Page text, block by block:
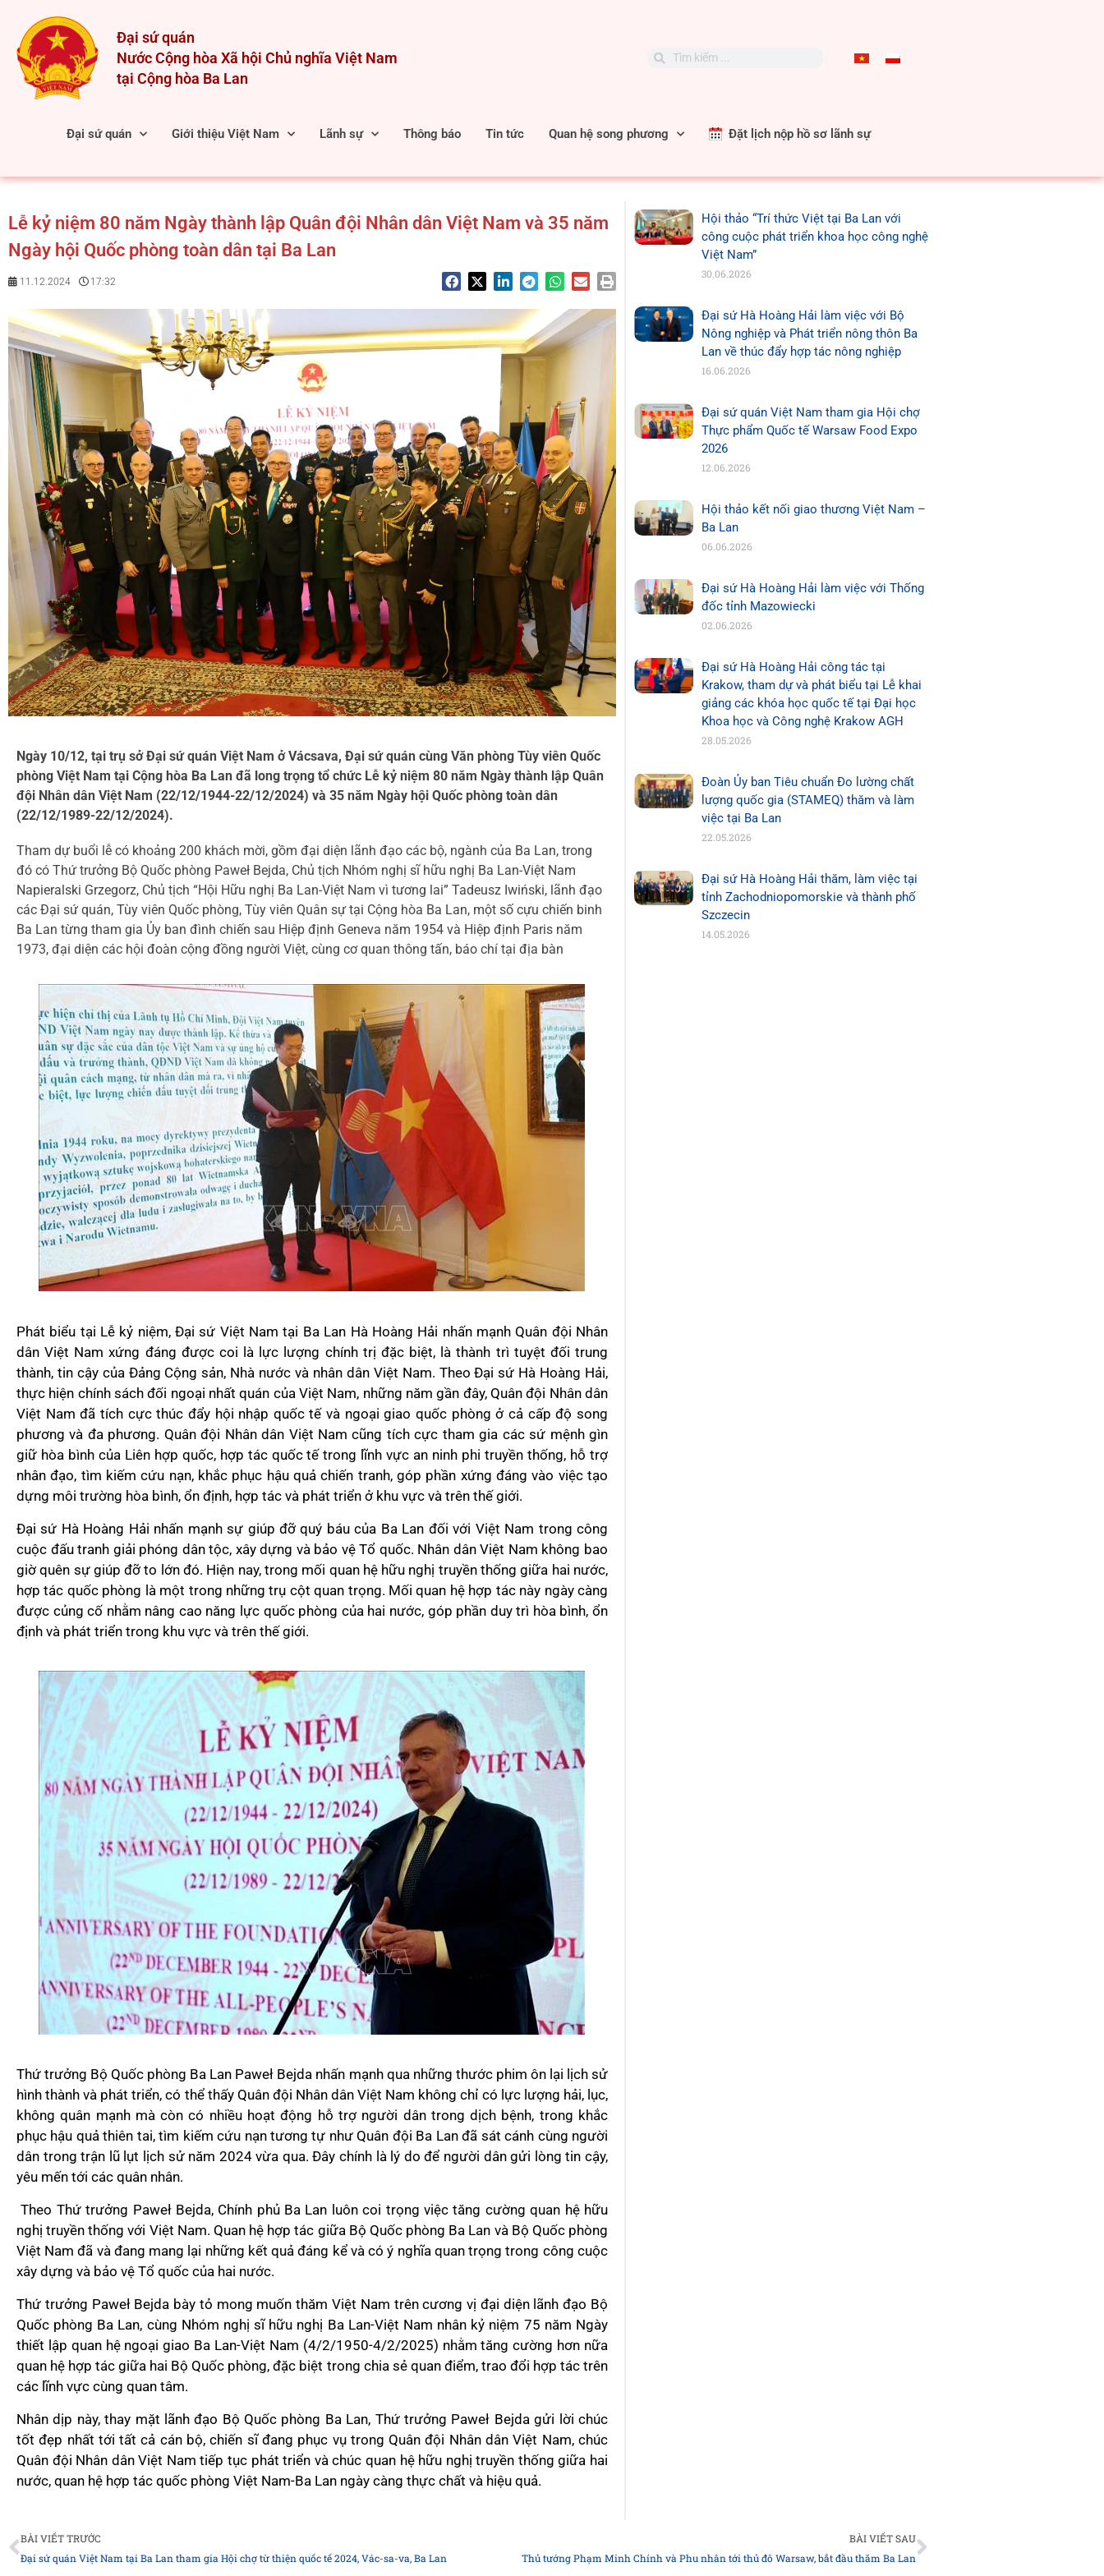
content
Đại sứ quán
Nước Cộng hòa Xã hội Chủ nghĩa Việt Nam
tại Cộng hòa Ba Lan
SearchSearch
Đại sứ quán Giới thiệu Việt Nam Lãnh sự Thông báo Tin tức Quan hệ song phương Đặt lịch nộp hồ sơ lãnh sự
Lễ kỷ niệm 80 năm Ngày thành lập Quân đội Nhân dân Việt Nam và 35 năm
Ngày hội Quốc phòng toàn dân tại Ba Lan
11.12.2024 17:32
Ngày 10/12, tại trụ sở Đại sứ quán Việt Nam ở Vácsava, Đại sứ quán cùng Văn phòng Tùy viên Quốc
phòng Việt Nam tại Cộng hòa Ba Lan đã long trọng tổ chức Lễ kỷ niệm 80 năm Ngày thành lập Quân
đội Nhân dân Việt Nam (22/12/1944-22/12/2024) và 35 năm Ngày hội Quốc phòng toàn dân
(22/12/1989-22/12/2024).
Tham dự buổi lễ có khoảng 200 khách mời, gồm đại diện lãnh đạo các bộ, ngành của Ba Lan, trong
đó có Thứ trưởng Bộ Quốc phòng Paweł Bejda, Chủ tịch Nhóm nghị sĩ hữu nghị Ba Lan-Việt Nam
Napieralski Grzegorz, Chủ tịch “Hội Hữu nghị Ba Lan-Việt Nam vì tương lai” Tadeusz Iwiński, lãnh đạo
các Đại sứ quán, Tùy viên Quốc phòng, Tùy viên Quân sự tại Cộng hòa Ba Lan, một số cựu chiến binh
Ba Lan từng tham gia Ủy ban đình chiến sau Hiệp định Geneva năm 1954 và Hiệp định Paris năm
1973, đại diện các hội đoàn cộng đồng người Việt, cùng cơ quan thông tấn, báo chí tại địa bàn
Phát biểu tại Lễ kỷ niệm, Đại sứ Việt Nam tại Ba Lan Hà Hoàng Hải nhấn mạnh Quân đội Nhân
dân Việt Nam xứng đáng được coi là lực lượng chính trị đặc biệt, là thành trì tuyệt đối trung
thành, tin cậy của Đảng Cộng sản, Nhà nước và nhân dân Việt Nam. Theo Đại sứ Hà Hoàng Hải,
thực hiện chính sách đối ngoại nhất quán của Việt Nam, những năm gần đây, Quân đội Nhân dân
Việt Nam đã tích cực thúc đẩy hội nhập quốc tế và ngoại giao quốc phòng ở cả cấp độ song
phương và đa phương. Quân đội Nhân dân Việt Nam cũng tích cực tham gia các sứ mệnh gìn
giữ hòa bình của Liên hợp quốc, hợp tác quốc tế trong lĩnh vực an ninh phi truyền thống, hỗ trợ
nhân đạo, tìm kiếm cứu nạn, khắc phục hậu quả chiến tranh, góp phần xứng đáng vào việc tạo
dựng môi trường hòa bình, ổn định, hợp tác và phát triển ở khu vực và trên thế giới.
Đại sứ Hà Hoàng Hải nhấn mạnh sự giúp đỡ quý báu của Ba Lan đối với Việt Nam trong công
cuộc đấu tranh giải phóng dân tộc, xây dựng và bảo vệ Tổ quốc. Nhân dân Việt Nam không bao
giờ quên sự giúp đỡ to lớn đó. Hiện nay, trong mối quan hệ hữu nghị truyền thống giữa hai nước,
hợp tác quốc phòng là một trong những trụ cột quan trọng. Mối quan hệ hợp tác này ngày càng
được củng cố nhằm nâng cao năng lực quốc phòng của hai nước, góp phần duy trì hòa bình, ổn
định và phát triển trong khu vực và trên thế giới.
Thứ trưởng Bộ Quốc phòng Ba Lan Paweł Bejda nhấn mạnh qua những thước phim ôn lại lịch sử
hình thành và phát triển, có thể thấy Quân đội Nhân dân Việt Nam không chỉ có lực lượng hải, lục,
không quân mạnh mà còn có nhiều hoạt động hỗ trợ người dân trong dịch bệnh, trong khắc
phục hậu quả thiên tai, tìm kiếm cứu nạn tương tự như Quân đội Ba Lan đã sát cánh cùng người
dân trong trận lũ lụt lịch sử năm 2024 vừa qua. Đây chính là lý do để người dân gửi lòng tin cậy,
yêu mến tới các quân nhân.
Theo Thứ trưởng Paweł Bejda, Chính phủ Ba Lan luôn coi trọng việc tăng cường quan hệ hữu
nghị truyền thống với Việt Nam. Quan hệ hợp tác giữa Bộ Quốc phòng Ba Lan và Bộ Quốc phòng
Việt Nam đã và đang mang lại những kết quả đáng kể và có ý nghĩa quan trọng trong công cuộc
xây dựng và bảo vệ Tổ quốc của hai nước.
Thứ trưởng Paweł Bejda bày tỏ mong muốn thăm Việt Nam trên cương vị đại diện lãnh đạo Bộ
Quốc phòng Ba Lan, cùng Nhóm nghị sĩ hữu nghị Ba Lan-Việt Nam nhân kỷ niệm 75 năm Ngày
thiết lập quan hệ ngoại giao Ba Lan-Việt Nam (4/2/1950-4/2/2025) nhằm tăng cường hơn nữa
quan hệ hợp tác giữa hai Bộ Quốc phòng, đặc biệt trong chia sẻ quan điểm, trao đổi hợp tác trên
các lĩnh vực cùng quan tâm.
Nhân dịp này, thay mặt lãnh đạo Bộ Quốc phòng Ba Lan, Thứ trưởng Paweł Bejda gửi lời chúc
tốt đẹp nhất tới tất cả cán bộ, chiến sĩ đang phục vụ trong Quân đội Nhân dân Việt Nam, chúc
Quân đội Nhân dân Việt Nam tiếp tục phát triển và chúc quan hệ hữu nghị truyền thống giữa hai
nước, quan hệ hợp tác quốc phòng Việt Nam-Ba Lan ngày càng thực chất và hiệu quả.
Hội thảo “Trí thức Việt tại Ba Lan với
công cuộc phát triển khoa học công nghệ
Việt Nam”
30.06.2026
Đại sứ Hà Hoàng Hải làm việc với Bộ
Nông nghiệp và Phát triển nông thôn Ba
Lan về thúc đẩy hợp tác nông nghiệp
16.06.2026
Đại sứ quán Việt Nam tham gia Hội chợ
Thực phẩm Quốc tế Warsaw Food Expo
2026
12.06.2026
Hội thảo kết nối giao thương Việt Nam –
Ba Lan
06.06.2026
Đại sứ Hà Hoàng Hải làm việc với Thống
đốc tỉnh Mazowiecki
02.06.2026
Đại sứ Hà Hoàng Hải công tác tại
Krakow, tham dự và phát biểu tại Lễ khai
giảng các khóa học quốc tế tại Đại học
Khoa học và Công nghệ Krakow AGH
28.05.2026
Đoàn Ủy ban Tiêu chuẩn Đo lường chất
lượng quốc gia (STAMEQ) thăm và làm
việc tại Ba Lan
22.05.2026
Đại sứ Hà Hoàng Hải thăm, làm việc tại
tỉnh Zachodniopomorskie và thành phố
Szczecin
14.05.2026
Prev
BÀI VIẾT TRƯỚC
Đại sứ quán Việt Nam tại Ba Lan tham gia Hội chợ từ thiện quốc tế 2024, Vác-sa-va, Ba Lan
BÀI VIẾT SAU
Thủ tướng Phạm Minh Chính và Phu nhân tới thủ đô Warsaw, bắt đầu thăm Ba Lan
Next